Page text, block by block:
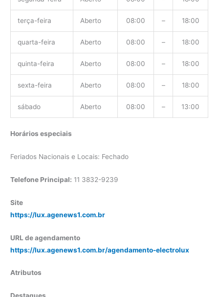
terça-feira Aberto 08:00 – 18:00
quarta-feira Aberto 08:00 – 18:00
quinta-feira Aberto 08:00 – 18:00
sexta-feira Aberto 08:00 – 18:00
sábado Aberto 08:00 – 13:00
Horários especiais
Feriados Nacionais e Locais: Fechado
Telefone Principal: 11 3832-9239
Site
https://lux.agenews1.com.br
URL de agendamento
https://lux.agenews1.com.br/agendamento-electrolux
Atributos